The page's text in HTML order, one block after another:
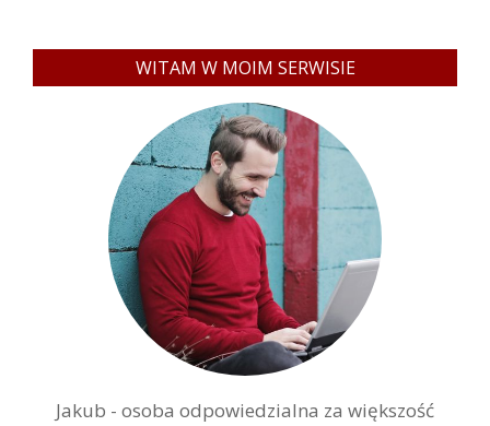
WITAM W MOIM SERWISIE
Jakub - osoba odpowiedzialna za większość